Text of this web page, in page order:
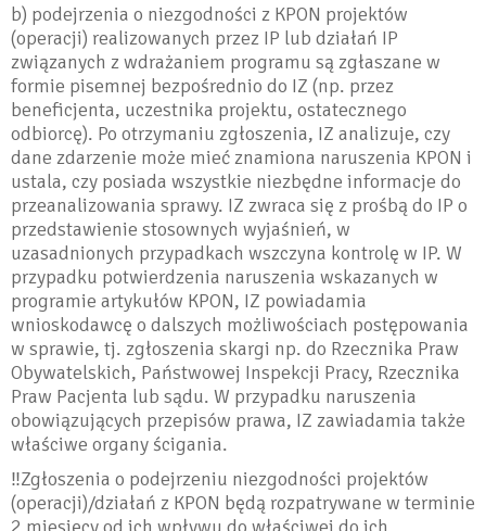
b) podejrzenia o niezgodności z KPON projektów
(operacji) realizowanych przez IP lub działań IP
związanych z wdrażaniem programu są zgłaszane w
formie pisemnej bezpośrednio do IZ (np. przez
beneficjenta, uczestnika projektu, ostatecznego
odbiorcę). Po otrzymaniu zgłoszenia, IZ analizuje, czy
dane zdarzenie może mieć znamiona naruszenia KPON i
ustala, czy posiada wszystkie niezbędne informacje do
przeanalizowania sprawy. IZ zwraca się z prośbą do IP o
przedstawienie stosownych wyjaśnień, w
uzasadnionych przypadkach wszczyna kontrolę w IP. W
przypadku potwierdzenia naruszenia wskazanych w
programie artykułów KPON, IZ powiadamia
wnioskodawcę o dalszych możliwościach postępowania
w sprawie, tj. zgłoszenia skargi np. do Rzecznika Praw
Obywatelskich, Państwowej Inspekcji Pracy, Rzecznika
Praw Pacjenta lub sądu. W przypadku naruszenia
obowiązujących przepisów prawa, IZ zawiadamia także
właściwe organy ścigania.
‼️Zgłoszenia o podejrzeniu niezgodności projektów
(operacji)/działań z KPON będą rozpatrywane w terminie
2 miesięcy od ich wpływu do właściwej do ich